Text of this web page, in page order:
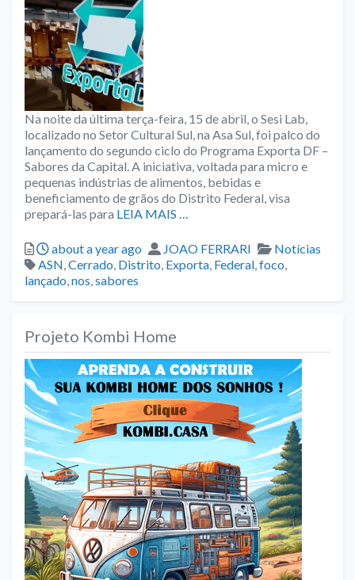
Na noite da última terça-feira, 15 de abril, o Sesi Lab,
localizado no Setor Cultural Sul, na Asa Sul, foi palco do
lançamento do segundo ciclo do Programa Exporta DF –
Sabores da Capital. A iniciativa, voltada para micro e
pequenas indústrias de alimentos, bebidas e
beneficiamento de grãos do Distrito Federal, visa
prepará-las para LEIA MAIS …
Posted
about a year ago Author
JOAO FERRARI Categories
Notícias
Tags
ASN,Cerrado, Distrito, Exporta, Federal,foco,
lançado,nos,sabores
Projeto Kombi Home